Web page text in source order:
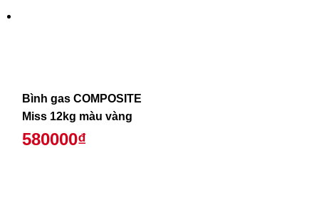
Bình gas COMPOSITE
Miss 12kg màu vàng
580000₫